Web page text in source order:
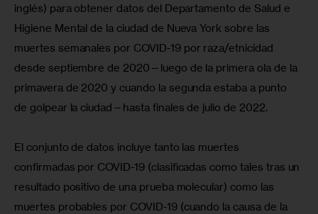
inglés) para obtener datos del Departamento de Salud e
Higiene Mental de la ciudad de Nueva York sobre las
muertes semanales por COVID-19 por raza/etnicidad
desde septiembre de 2020—luego de la primera ola de la
primavera de 2020 y cuando la segunda estaba a punto
de golpear la ciudad—hasta finales de julio de 2022.
El conjunto de datos incluye tanto las muertes
confirmadas por COVID-19 (clasificadas como tales tras un
resultado positivo de una prueba molecular) como las
muertes probables por COVID-19 (cuando la causa de la